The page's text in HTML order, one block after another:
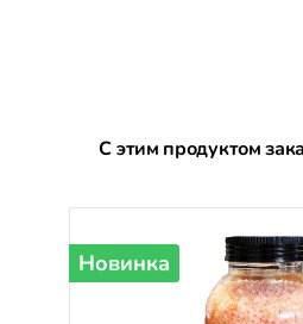
Пропустить галерею
С этим продуктом
Новинка